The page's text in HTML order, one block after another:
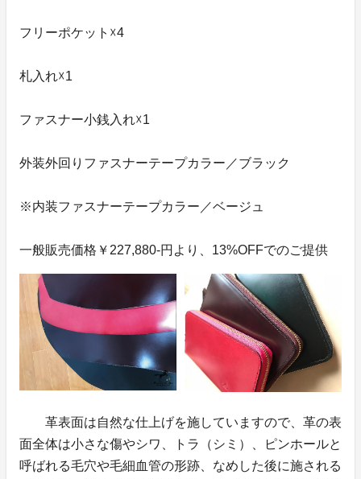
フリーポケット☓4
札入れ☓1
ファスナー小銭入れ☓1
外装外回りファスナーテープカラー／ブラック
※内装ファスナーテープカラー／ベージュ
一般販売価格￥227,880-円より、13%OFFでのご提供
革表面は自然な仕上げを施していますので、革の表
面全体は小さな傷やシワ、トラ（シミ）、ピンホールと
呼ばれる毛穴や毛細血管の形跡、なめした後に施される